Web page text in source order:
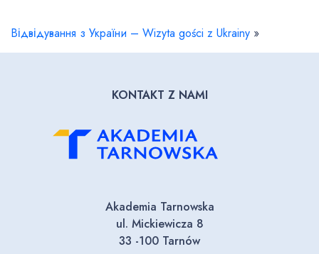
Відвідування з України – Wizyta gości z Ukrainy »
KONTAKT Z NAMI
Akademia Tarnowska
ul. Mickiewicza 8
33 -100 Tarnów